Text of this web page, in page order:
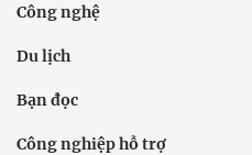
Công nghệ
Du lịch
Bạn đọc
Công nghiệp hỗ trợ